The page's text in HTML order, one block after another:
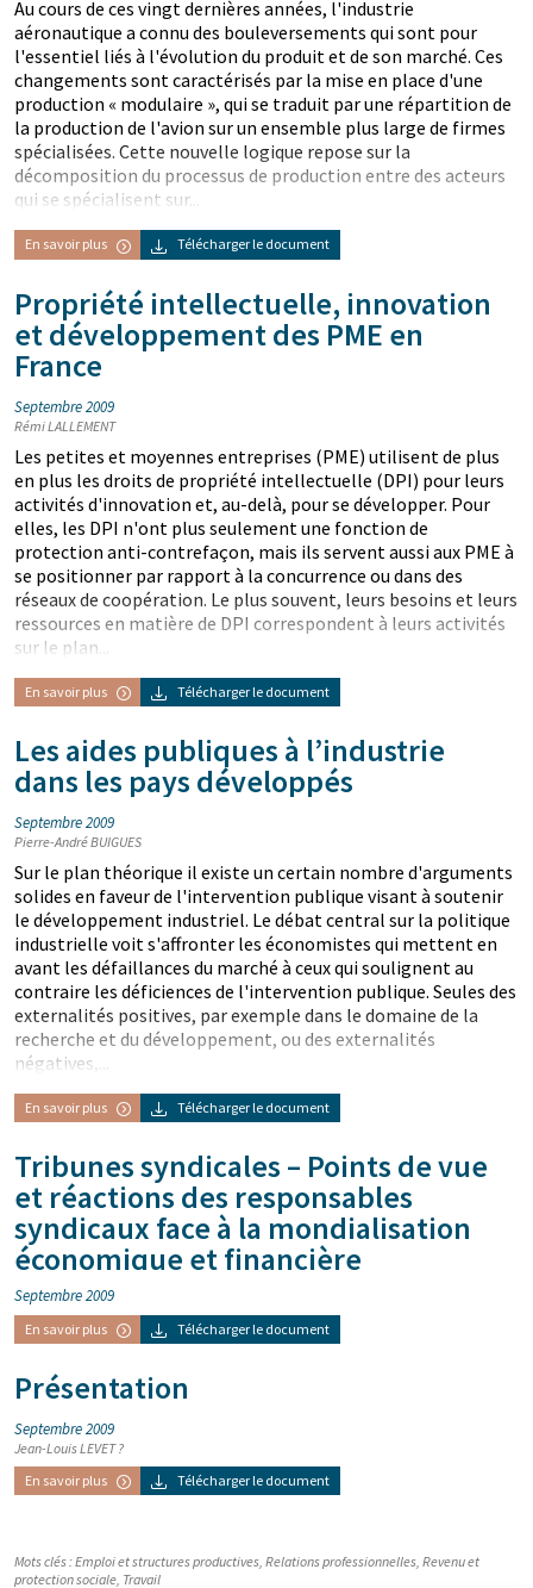
Au cours de ces vingt dernières années, l'industrie
aéronautique a connu des bouleversements qui sont pour
l'essentiel liés à l'évolution du produit et de son marché. Ces
changements sont caractérisés par la mise en place d'une
production « modulaire », qui se traduit par une répartition de
la production de l'avion sur un ensemble plus large de firmes
spécialisées. Cette nouvelle logique repose sur la
décomposition du processus de production entre des acteurs
qui se spécialisent sur...
En savoir plus Télécharger le document
Propriété intellectuelle, innovation
et développement des PME en
France
Septembre 2009
Rémi LALLEMENT
Les petites et moyennes entreprises (PME) utilisent de plus
en plus les droits de propriété intellectuelle (DPI) pour leurs
activités d'innovation et, au-delà, pour se développer. Pour
elles, les DPI n'ont plus seulement une fonction de
protection anti-contrefaçon, mais ils servent aussi aux PME à
se positionner par rapport à la concurrence ou dans des
réseaux de coopération. Le plus souvent, leurs besoins et leurs
ressources en matière de DPI correspondent à leurs activités
sur le plan...
En savoir plus Télécharger le document
Les aides publiques à l’industrie
dans les pays développés
Septembre 2009
Pierre-André BUIGUES
Sur le plan théorique il existe un certain nombre d'arguments
solides en faveur de l'intervention publique visant à soutenir
le développement industriel. Le débat central sur la politique
industrielle voit s'affronter les économistes qui mettent en
avant les défaillances du marché à ceux qui soulignent au
contraire les déficiences de l'intervention publique. Seules des
externalités positives, par exemple dans le domaine de la
recherche et du développement, ou des externalités
négatives,...
En savoir plus Télécharger le document
Tribunes syndicales – Points de vue
et réactions des responsables
syndicaux face à la mondialisation
économique et financière
Septembre 2009
En savoir plus Télécharger le document
Présentation
Septembre 2009
Jean-Louis LEVET ?
En savoir plus
Télécharger le document
Mots clés :Emploi et structures productives Relations professionnelles Revenu et
protection sociale Travail